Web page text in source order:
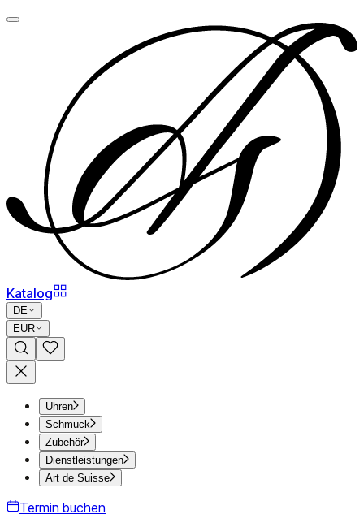
Katalog
DE
EUR
Uhren
Schmuck
Zubehör
Dienstleistungen
Art de Suisse
Termin buchen